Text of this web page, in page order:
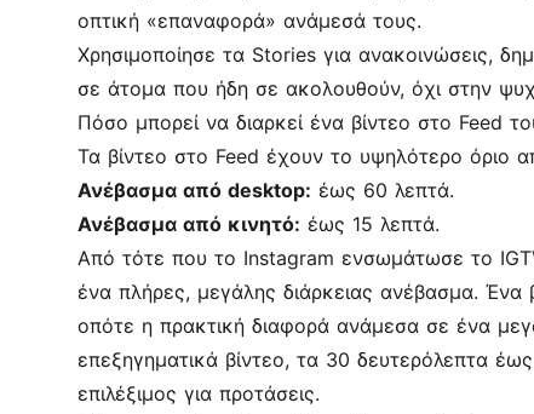
οπτική «επαναφορά» ανάμεσά τους.
Χρησιμοποίησε τα Stories για ανακοινώσεις,
σε άτομα που ήδη σε ακολουθούν, όχι στην
Πόσο μπορεί να διαρκεί ένα βίντεο στο Feed
Τα βίντεο στο Feed έχουν το υψηλότερο όριο
Ανέβασμα από desktop: έως 60 λεπτά.
Ανέβασμα από κινητό: έως 15 λεπτά.
Από τότε που το Instagram ενσωμάτωσε το
ένα πλήρες, μεγάλης διάρκειας ανέβασμα. Ένα
οπότε η πρακτική διαφορά ανάμεσα σε ένα
επεξηγηματικά βίντεο, τα 30 δευτερόλεπτα
επιλέξιμος για προτάσεις.